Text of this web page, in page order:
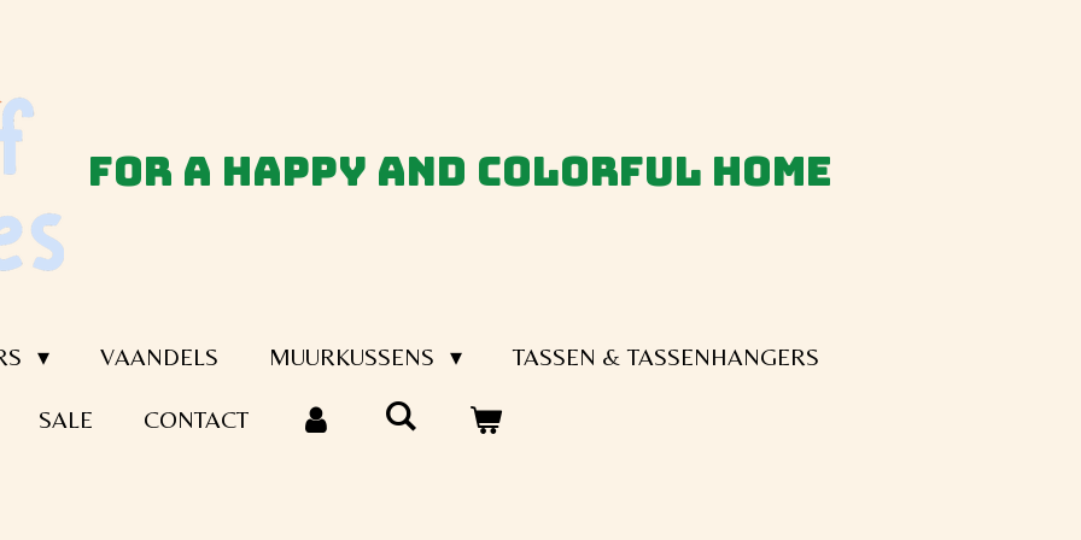
for a happy and colorful home
VAANDELS MUURKUSSENS TASSEN & TASSENHANGERS
SALE CONTACT